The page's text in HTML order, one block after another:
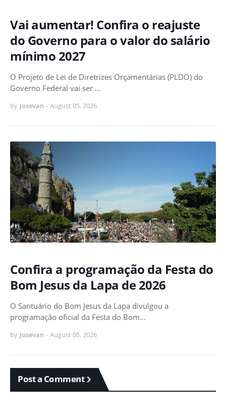
Vai aumentar! Confira o reajuste
do Governo para o valor do salário
mínimo 2027
O Projeto de Lei de Diretrizes Orçamentárias (PLDO) do
Governo Federal vai ser …
by Josevan - August 05, 2026
Confira a programação da Festa do
Bom Jesus da Lapa de 2026
O Santuário do Bom Jesus da Lapa divulgou a
programação oficial da Festa do Bom…
by Josevan - August 05, 2026
Post a Comment